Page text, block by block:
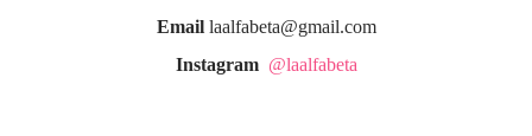
Emaillaalfabeta@gmail.com
Instagram @laalfabeta